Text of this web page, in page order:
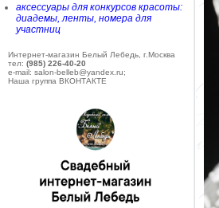
аксессуары для конкурсов красоты:
диадемы, ленты, номера для
участниц
Интернет-магазин Белый Лебедь, г.Москва
тел: (985) 226-40-20
e-mail: salon-belleb@yandex.ru;
Наша группа ВКОНТАКТЕ